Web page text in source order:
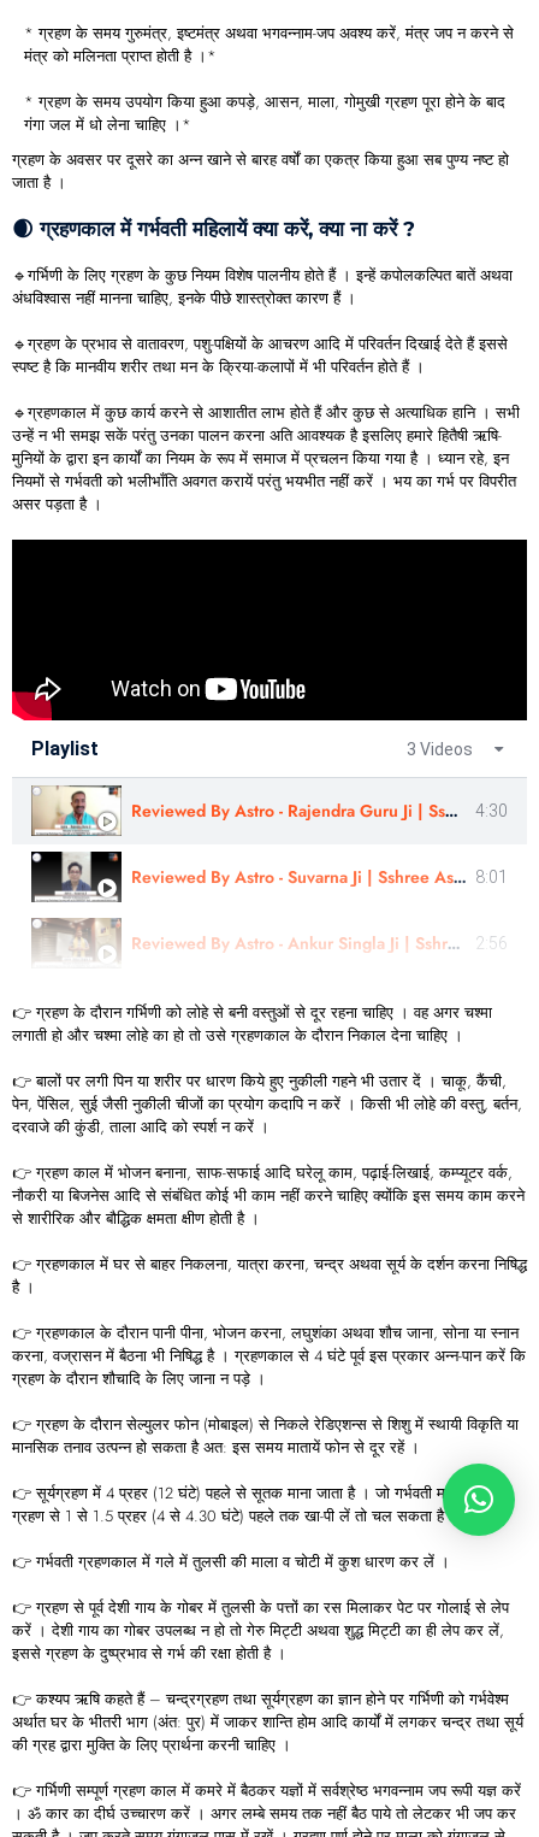
* ग्रहण के समय गुरुमंत्र, इष्टमंत्र अथवा भगवन्नाम-जप अवश्य करें, मंत्र जप न करने से
मंत्र को मलिनता प्राप्त होती है ।*
* ग्रहण के समय उपयोग किया हुआ कपड़े, आसन, माला, गोमुखी ग्रहण पूरा होने के बाद
गंगा जल में धो लेना चाहिए ।*
ग्रहण के अवसर पर दूसरे का अन्न खाने से बारह वर्षों का एकत्र किया हुआ सब पुण्य नष्ट हो
जाता है ।
🌒 ग्रहणकाल में गर्भवती महिलायें क्या करें, क्या ना करें ?
🔹गर्भिणी के लिए ग्रहण के कुछ नियम विशेष पालनीय होते हैं । इन्हें कपोलकल्पित बातें अथवा
अंधविश्वास नहीं मानना चाहिए, इनके पीछे शास्त्रोक्त कारण हैं ।
🔹ग्रहण के प्रभाव से वातावरण, पशु-पक्षियों के आचरण आदि में परिवर्तन दिखाई देते हैं इससे
स्पष्ट है कि मानवीय शरीर तथा मन के क्रिया-कलापों में भी परिवर्तन होते हैं ।
🔹ग्रहणकाल में कुछ कार्य करने से आशातीत लाभ होते हैं और कुछ से अत्याधिक हानि । सभी
उन्हें न भी समझ सकें परंतु उनका पालन करना अति आवश्यक है इसलिए हमारे हितैषी ऋषि-
मुनियों के द्वारा इन कार्यों का नियम के रूप में समाज में प्रचलन किया गया है । ध्यान रहे, इन
नियमों से गर्भवती को भलीभाँति अवगत करायें परंतु भयभीत नहीं करें । भय का गर्भ पर विपरीत
असर पड़ता है ।
Playlist 3 Videos
Reviewed By Astro - Rajendra Guru Ji | Sshree Astro Vastu 4:30
Reviewed By Astro - Suvarna Ji | Sshree Astro Vastu 8:01
Reviewed By Astro - Ankur Singla Ji | Sshree Astro Vastu #astrology #nakshatra 2:56
👉 ग्रहण के दौरान गर्भिणी को लोहे से बनी वस्तुओं से दूर रहना चाहिए । वह अगर चश्मा
लगाती हो और चश्मा लोहे का हो तो उसे ग्रहणकाल के दौरान निकाल देना चाहिए ।
👉 बालों पर लगी पिन या शरीर पर धारण किये हुए नुकीली गहने भी उतार दें । चाकू, कैंची,
पेन, पेंसिल, सुई जैसी नुकीली चीजों का प्रयोग कदापि न करें । किसी भी लोहे की वस्तु, बर्तन,
दरवाजे की कुंडी, ताला आदि को स्पर्श न करें ।
👉 ग्रहण काल में भोजन बनाना, साफ-सफाई आदि घरेलू काम, पढ़ाई-लिखाई, कम्प्यूटर वर्क,
नौकरी या बिजनेस आदि से संबंधित कोई भी काम नहीं करने चाहिए क्योंकि इस समय काम करने
से शारीरिक और बौद्धिक क्षमता क्षीण होती है ।
👉 ग्रहणकाल में घर से बाहर निकलना, यात्रा करना, चन्द्र अथवा सूर्य के दर्शन करना निषिद्ध
है ।
👉 ग्रहणकाल के दौरान पानी पीना, भोजन करना, लघुशंका अथवा शौच जाना, सोना या स्नान
करना, वज्रासन में बैठना भी निषिद्ध है । ग्रहणकाल से 4 घंटे पूर्व इस प्रकार अन्न-पान करें कि
ग्रहण के दौरान शौचादि के लिए जाना न पड़े ।
👉 ग्रहण के दौरान सेल्युलर फोन (मोबाइल) से निकले रेडिएशन्स से शिशु में स्थायी विकृति या
मानसिक तनाव उत्पन्न हो सकता है अत: इस समय मातायें फोन से दूर रहें ।
👉 सूर्यग्रहण में 4 प्रहर (12 घंटे) पहले से सूतक माना जाता है । जो गर्भवती माताएँ हैं वे
ग्रहण से 1 से 1.5 प्रहर (4 से 4.30 घंटे) पहले तक खा-पी लें तो चल सकता है ।
👉 गर्भवती ग्रहणकाल में गले में तुलसी की माला व चोटी में कुश धारण कर लें ।
👉 ग्रहण से पूर्व देशी गाय के गोबर में तुलसी के पत्तों का रस मिलाकर पेट पर गोलाई से लेप
करें । देशी गाय का गोबर उपलब्ध न हो तो गेरु मिट्टी अथवा शुद्ध मिट्टी का ही लेप कर लें,
इससे ग्रहण के दुष्प्रभाव से गर्भ की रक्षा होती है ।
👉 कश्यप ऋषि कहते हैं – चन्द्रग्रहण तथा सूर्यग्रहण का ज्ञान होने पर गर्भिणी को गर्भवेश्म
अर्थात घर के भीतरी भाग (अंत: पुर) में जाकर शान्ति होम आदि कार्यों में लगकर चन्द्र तथा सूर्य
की ग्रह द्वारा मुक्ति के लिए प्रार्थना करनी चाहिए ।
👉 गर्भिणी सम्पूर्ण ग्रहण काल में कमरे में बैठकर यज्ञों में सर्वश्रेष्ठ भगवन्नाम जप रूपी यज्ञ करें
। ॐ कार का दीर्घ उच्चारण करें । अगर लम्बे समय तक नहीं बैठ पाये तो लेटकर भी जप कर